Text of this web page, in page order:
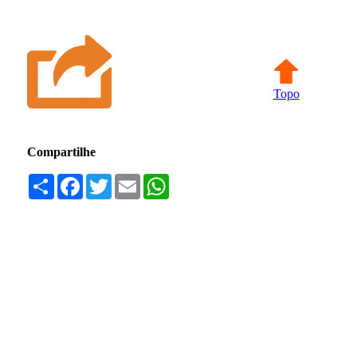
Topo
Compartilhe
Compartilhar
Facebook
TwitterEmail